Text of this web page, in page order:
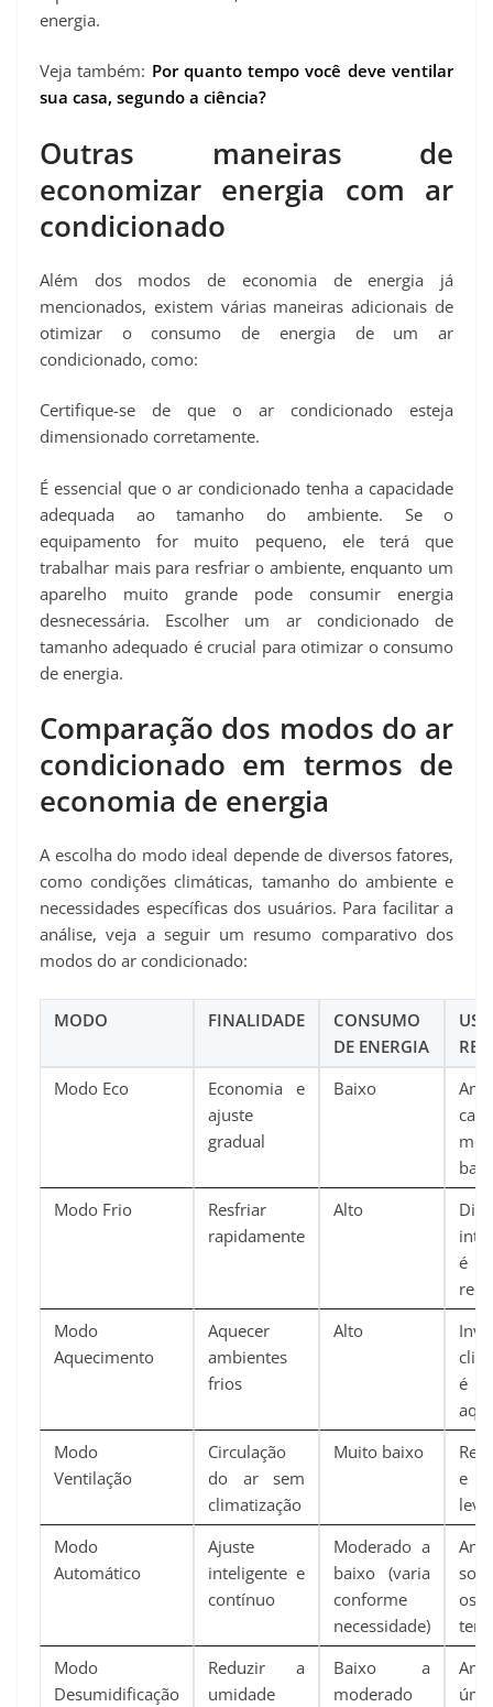
energia.
Veja também: Por quanto tempo você deve ventilar
sua casa, segundo a ciência?
Outras maneiras de
economizar energia com ar
condicionado
Além dos modos de economia de energia já
mencionados, existem várias maneiras adicionais de
otimizar o consumo de energia de um ar
condicionado, como:
Certifique-se de que o ar condicionado esteja
dimensionado corretamente.
É essencial que o ar condicionado tenha a capacidade
adequada ao tamanho do ambiente. Se o
equipamento for muito pequeno, ele terá que
trabalhar mais para resfriar o ambiente, enquanto um
aparelho muito grande pode consumir energia
desnecessária. Escolher um ar condicionado de
tamanho adequado é crucial para otimizar o consumo
de energia.
Comparação dos modos do ar
condicionado em termos de
economia de energia
A escolha do modo ideal depende de diversos fatores,
como condições climáticas, tamanho do ambiente e
necessidades específicas dos usuários. Para facilitar a
análise, veja a seguir um resumo comparativo dos
modos do ar condicionado:
MODO FINALIDADE
CONSUMO
DE ENERGIA
USO
Modo Eco
Economia e
ajuste
gradual
Baixo
Modo Frio
Resfriar
rapidamente
Alto
é
Modo
Aquecimento
Aquecer
ambientes
frios
Alto
é
Modo
Ventilação
Circulação
do ar sem
climatização
Muito baixo
e
Modo
Automático
Ajuste
inteligente e
contínuo
Moderado a
baixo (varia
conforme
necessidade)
Modo
Desumidificação
Reduzir a
umidade
Baixo a
moderado